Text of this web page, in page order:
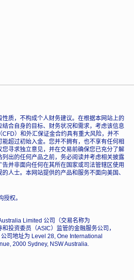
质，不构成个人财务建议。在根据本网站上的
合自身的目标、财务状况和需求，考虑该信息
）和外汇保证金合约具有重大风险，并不
超过初始入金。您并不拥有，也不享有任何相
寻求独立意见，并在交易前确保您已充分了解
出的任何产品之前，务必阅读并考虑相关披露
并非面向任何在其所在国家或司法管辖区使用
人士。本网站提供的产品和服务不面向美国、
权。
Limited 公司（交易名称为
投资委员（ASIC）监管的金融服务公司，
司地址为 Level 28, One International
2000 Sydney, NSW Australia.